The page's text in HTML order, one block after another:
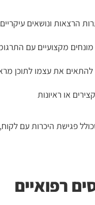
הרצאות ונושאים עיקריים
מקצועיים עם
את עצמו לתוכן
או ראיונות
פגישת היכרות עם
רפואיים